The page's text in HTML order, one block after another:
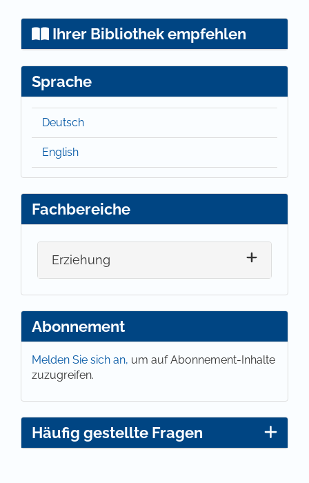
Ihrer Bibliothek empfehlen
Sprache
Deutsch
English
Fachbereiche
Erziehung
Abonnement
Melden Sie sich an, um auf Abonnement-Inhalte
zuzugreifen.
Häufig gestellte Fragen